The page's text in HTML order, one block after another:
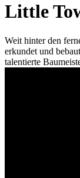
Little
Weit hinter den
erkundet und
talentierte